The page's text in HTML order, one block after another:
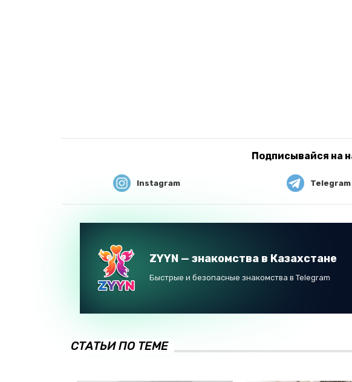
Подписывайся на
Instagram Telegram
ZYYN — знакомства в Казахстане
Быстрые и безопасные знакомства в Telegram
СТАТЬИ ПО ТЕМЕ